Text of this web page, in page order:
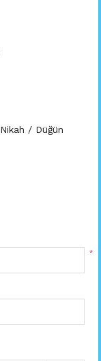
Nikah / Düğün
*